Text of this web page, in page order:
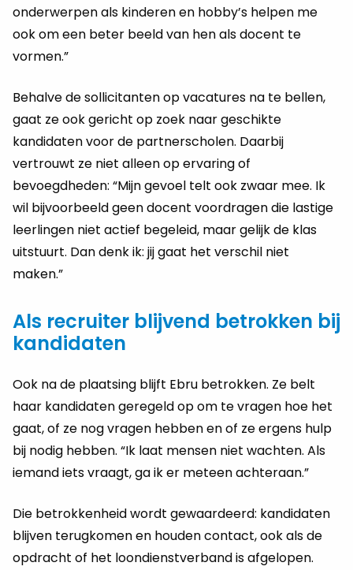
onderwerpen als kinderen en hobby’s helpen me
ook om een beter beeld van hen als docent te
vormen.”
Behalve de sollicitanten op vacatures na te bellen,
gaat ze ook gericht op zoek naar geschikte
kandidaten voor de partnerscholen. Daarbij
vertrouwt ze niet alleen op ervaring of
bevoegdheden: “Mijn gevoel telt ook zwaar mee. Ik
wil bijvoorbeeld geen docent voordragen die lastige
leerlingen niet actief begeleid, maar gelijk de klas
uitstuurt. Dan denk ik: jij gaat het verschil niet
maken.”
Als recruiter blijvend betrokken bij
kandidaten
Ook na de plaatsing blijft Ebru betrokken. Ze belt
haar kandidaten geregeld op om te vragen hoe het
gaat, of ze nog vragen hebben en of ze ergens hulp
bij nodig hebben. “Ik laat mensen niet wachten. Als
iemand iets vraagt, ga ik er meteen achteraan.”
Die betrokkenheid wordt gewaardeerd: kandidaten
blijven terugkomen en houden contact, ook als de
opdracht of het loondienstverband is afgelopen.